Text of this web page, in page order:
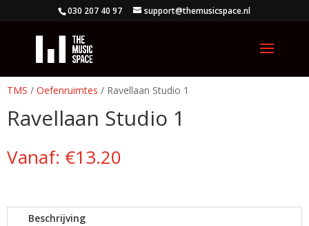
030 207 40 97 support@themusicspace.nl
TMS / Oefenruimtes / Ravellaan Studio 1
Ravellaan Studio 1
Vanaf: €13.20
Beschrijving